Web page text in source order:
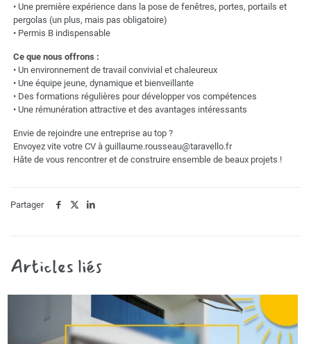
• Une première expérience dans la pose de fenêtres, portes, portails et
pergolas (un plus, mais pas obligatoire)
• Permis B indispensable
Ce que nous offrons :
• Un environnement de travail convivial et chaleureux
• Une équipe jeune, dynamique et bienveillante
• Des formations régulières pour développer vos compétences
• Une rémunération attractive et des avantages intéressants
Envie de rejoindre une entreprise au top ?
Envoyez vite votre CV àguillaume.rousseau@taravello.fr
Hâte de vous rencontrer et de construire ensemble de beaux projets !
Partager
Articles liés